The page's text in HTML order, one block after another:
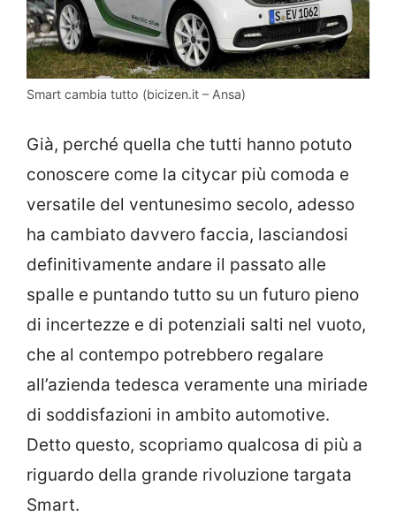
Smart cambia tutto (bicizen.it – Ansa)
Già, perché quella che tutti hanno potuto
conoscere come la citycar più comoda e
versatile del ventunesimo secolo, adesso
ha cambiato davvero faccia, lasciandosi
definitivamente andare il passato alle
spalle e puntando tutto su un futuro pieno
di incertezze e di potenziali salti nel vuoto,
che al contempo potrebbero regalare
all’azienda tedesca veramente una miriade
di soddisfazioni in ambito automotive.
Detto questo, scopriamo qualcosa di più a
riguardo della grande rivoluzione targata
Smart.